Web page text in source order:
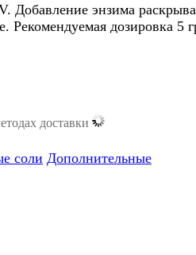
Добавление энзима
Рекомендуемая дозировка 5
доставки
соли Дополнительные